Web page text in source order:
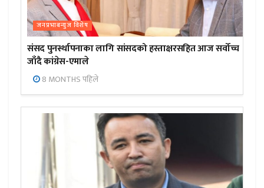
जनप्रभाबन्युज विशेष
संसद पुनर्स्थापनाका लागि सांसदको हस्ताक्षरसहित आज सर्वोच्च
जाँदै कांग्रेस-एमाले
8 MONTHS पहिले